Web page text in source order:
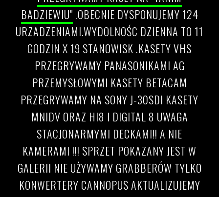
BADZIEWIU" .OBECNIE DYSPONUJEMY 124
URZADZENIAMI.WYDOLNOŚC DZIENNA TO 11
GODZIN X 19 STANOWISK .KASETY VHS
PRZEGRYWAMY PANASONIKAMI AG
PRZEMYSŁOWYMI KASETY BETACAM
PRZEGRYWAMY NA SONY J-30SDI KASETY
MNIDV ORAZ HI8 I DIGITAL 8 UWAGA
STACJONARMYMI DECKAMI!! A NIE
KAMERAMI !!! SPRZET POKAZANY JEST W
GALERII NIE UŻYWAMY GRABBERÓW TYLKO
KONWERTERY CANNOPUS AKTUALIZUJEMY